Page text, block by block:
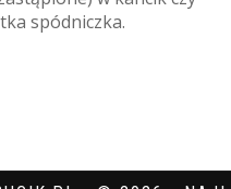
spódniczka.